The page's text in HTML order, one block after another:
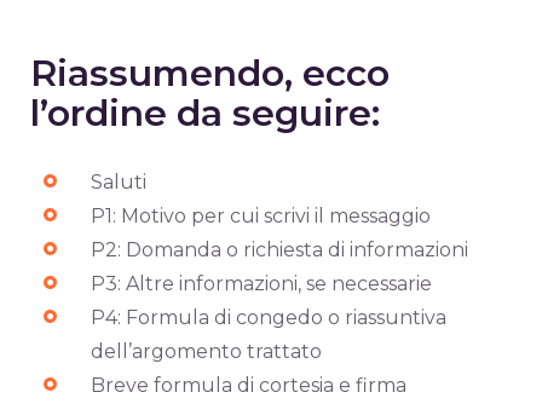
Riassumendo, ecco
l’ordine da seguire:
Saluti
P1: Motivo per cui scrivi il messaggio
P2: Domanda o richiesta di informazioni
P3: Altre informazioni, se necessarie
P4: Formula di congedo o riassuntiva
dell’argomento trattato
Breve formula di cortesia e firma